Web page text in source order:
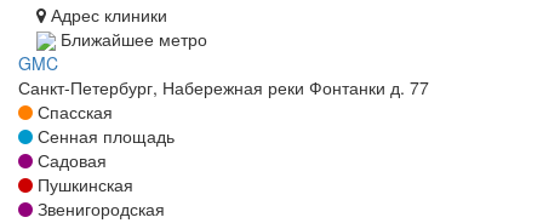
Адрес клиники
Ближайшее метро
GMC
Санкт-Петербург, Набережная реки Фонтанки д. 77
Спасская
Сенная площадь
Садовая
Пушкинская
Звенигородская